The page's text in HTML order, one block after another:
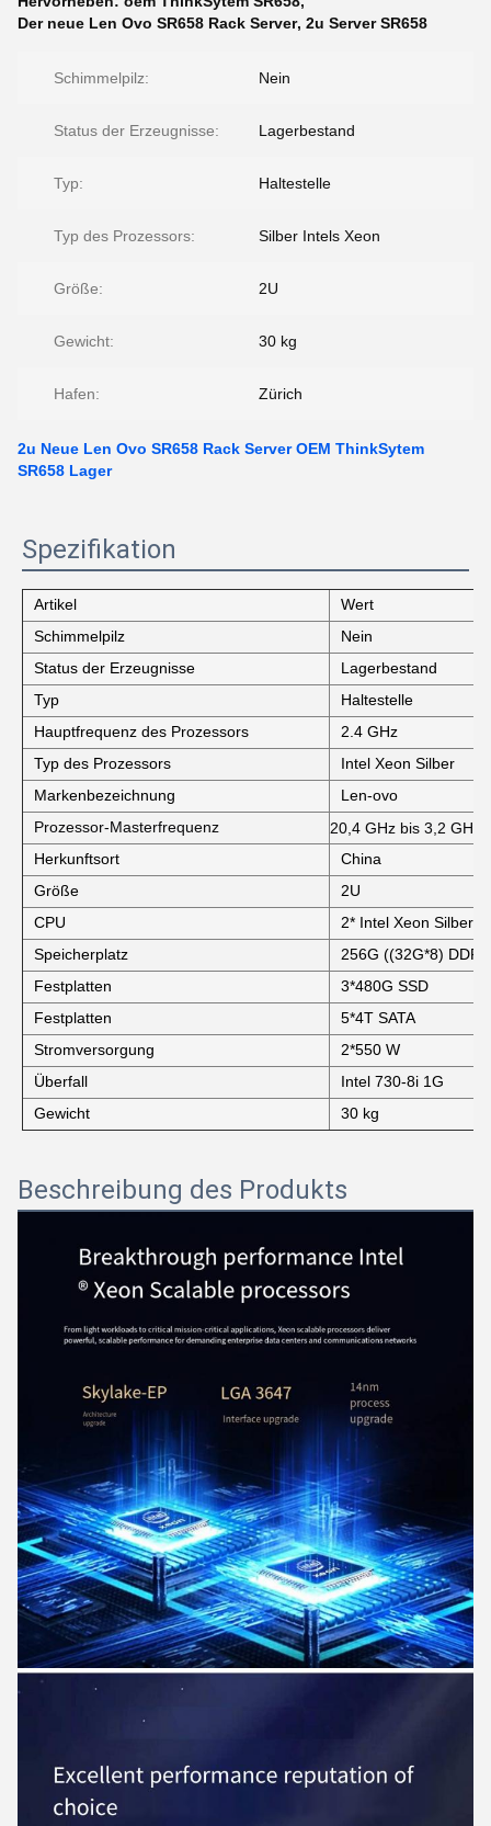
Der neue Len Ovo SR658 Rack Server, 2u Server SR658
Schimmelpilz: Nein
Status der Erzeugnisse: Lagerbestand
Typ: Haltestelle
Typ des Prozessors: Silber Intels Xeon
Größe: 2U
Gewicht: 30 kg
Hafen: Zürich
2u Neue Len Ovo SR658 Rack Server OEM ThinkSytem
SR658 Lager
Spezifikation
Artikel
Wert
Schimmelpilz
Nein
Status der Erzeugnisse
Lagerbestand
Typ
Haltestelle
Hauptfrequenz des Prozessors
2.4 GHz
Typ des Prozessors
Intel Xeon Silber
Markenbezeichnung
Len-ovo
Prozessor-Masterfrequenz
20,4 GHz bis 3,2 GHz
Herkunftsort
China
Größe
2U
CPU
2* Intel Xeon Silber
Speicherplatz
256G ((32G*8)
Festplatten
3*480G SSD
Festplatten
5*4T SATA
Stromversorgung
2*550 W
Überfall
Intel 730-8i 1G
Gewicht
30 kg
Beschreibung des Produkts